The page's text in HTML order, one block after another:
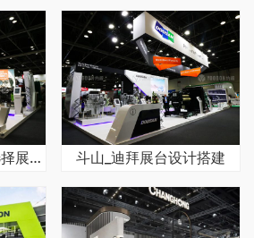
应该从哪些方面去选择展览展位搭建公司 斗山_迪拜展台设计搭建